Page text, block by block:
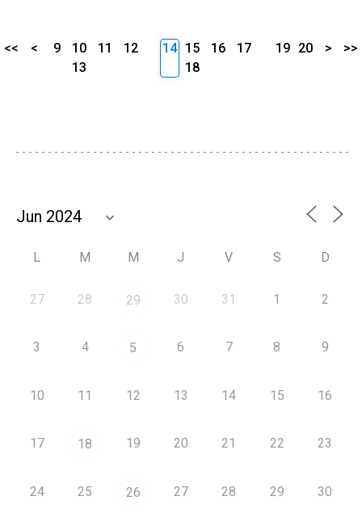
<< < 9 10 11
12
13
14 15 16
17
18
19 20 > >>
L M M J V S D
27 28 29 30 31 1 2
3 4 5 6 7 8 9
10 11 12 13 14 15 16
17 18 19 20 21 22 23
24 25 26 27 28 29 30